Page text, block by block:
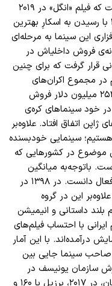
جهان تبدیل شدند و کار تا آنجا پیش رفت که فیلم «انگل» در ۲۰۱۹
ی نخل طلای کن شد و در سال ۲۰۲۰ با رسیدن به اسکارِ بهترین
این سینما به مرحلهای
ی فروش داخلیاش در
گرفت که برای چنین
مجموع اکرانهای
جهانیاش در ۳۵ کشور روی پرده رفت و ۲۵۴ میلیون دلار فروش
ی
اتفاق افتاد. علاوهبر
سینمایی خودبسنده
موضوع در کشورهایی که
باتوجهبه میانگین
تولید فیلم، سینمای ایران را باید صنعتی فعال دانست. در ۱۳۹۸ در
بر این در گروه
داستانی و انیمیشن
ایرانی با احتساب فیلمهای
درآمدهاند. با این آمار
سینما جایی بین
سازمان یونیسف در
های جهان، در ۲۰۱۷، برزیل با ۱۶۰ و